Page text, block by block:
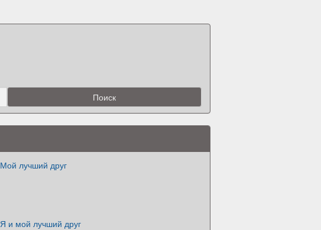
Мой лучший друг
Я и мой лучший друг